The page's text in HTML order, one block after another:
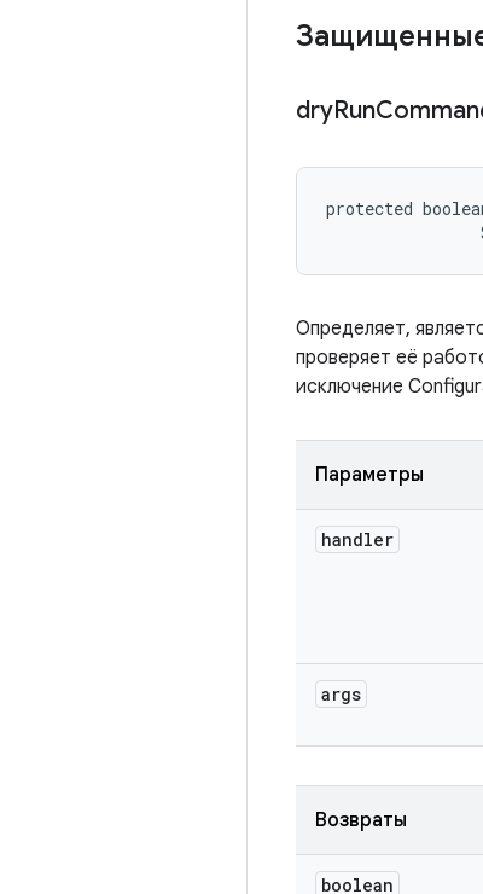
dryRun
protected
Определяет,
проверяет её
исключение
Параметры
handler
args
Возвраты
boolean